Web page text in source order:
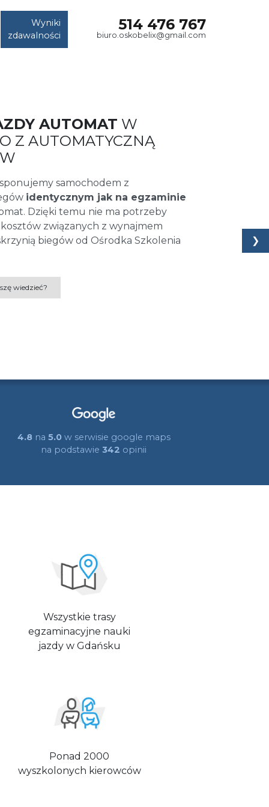
Wyniki
zdawalności
514 476 767
biuro.oskobelix@gmail.com
AUTOMAT W
Z AUTOMATYCZNĄ
samochodem z
identycznym jak na egzaminie
Dzięki temu nie ma potrzeby
związanych z wynajmem
biegów od Ośrodka Szkolenia
wiedzieć?
❯
4.8 na 5.0w serwisie google maps
na podstawie 342 opinii
Wszystkie trasy
egzaminacyjne nauki
jazdy w Gdańsku
Ponad 2000
wyszkolonych kierowców